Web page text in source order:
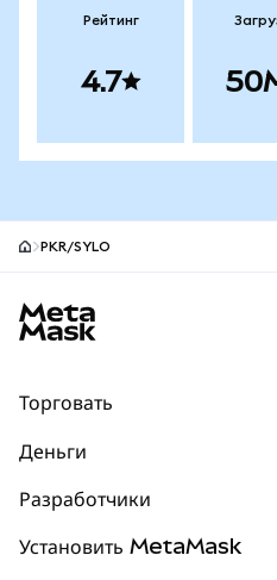
Рейтинг
4.7
PKR/SYLO
Торговать
Прогнозы
Перпы НОВИНКА
Деньги
mUSD
Разработчики
Установить MetaMask